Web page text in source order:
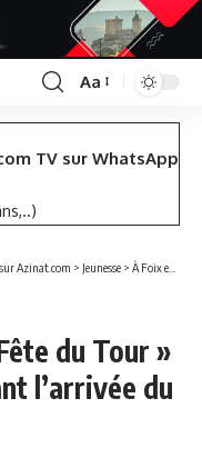
Font
Resizer
Aa
TV sur WhatsApp
Azinat.com > Jeunesse > À Foix et Belesta, la « Fête du Tour » lance les festivités avant l’arrivée du Tour de France
du Tour »
l’arrivée du